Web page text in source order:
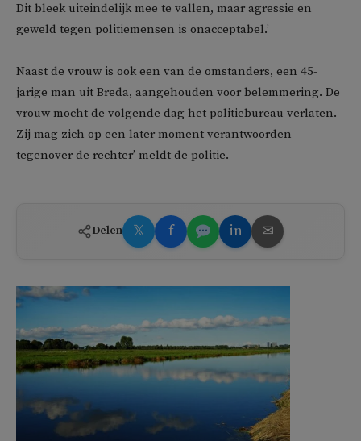
Dit bleek uiteindelijk mee te vallen, maar agressie en
geweld tegen politiemensen is onacceptabel.’
Naast de vrouw is ook een van de omstanders, een 45-
jarige man uit Breda, aangehouden voor belemmering. De
vrouw mocht de volgende dag het politiebureau verlaten.
Zij mag zich op een later moment verantwoorden
tegenover de rechter’ meldt de politie.
Delen 𝕏 f in ✉